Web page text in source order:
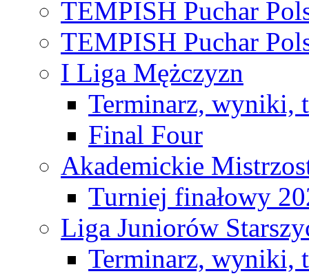
TEMPISH Puchar
TEMPISH Puchar
I Liga Mężczyzn
Terminarz, wyniki,
Final Four
Akademickie
Turniej finałowy
Liga Juniorów
Terminarz, wyniki,